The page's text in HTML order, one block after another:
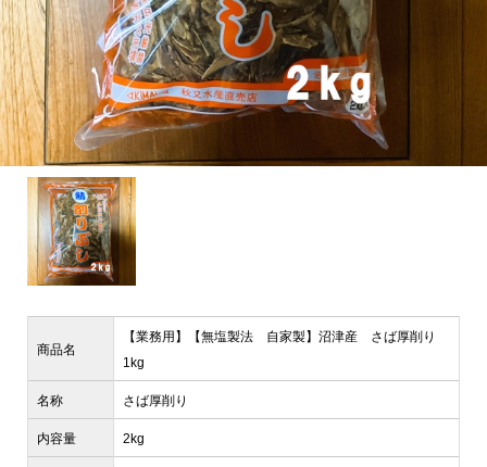
商品名
【業務用】【無塩製法 自家製】沼津産 さば厚削り
1kg
名称 さば厚削り
内容量 2kg